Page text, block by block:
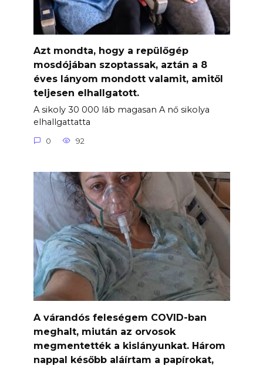
Azt mondta, hogy a repülőgép
mosdójában szoptassak, aztán a 8
éves lányom mondott valamit, amitől
teljesen elhallgatott.
A sikoly 30 000 láb magasan A nő sikolya
elhallgattatta
0 92
A várandós feleségem COVID-ban
meghalt, miután az orvosok
megmentették a kislányunkat. Három
nappal később aláírtam a papírokat,